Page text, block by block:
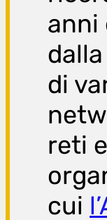
anni
di
reti e
cui